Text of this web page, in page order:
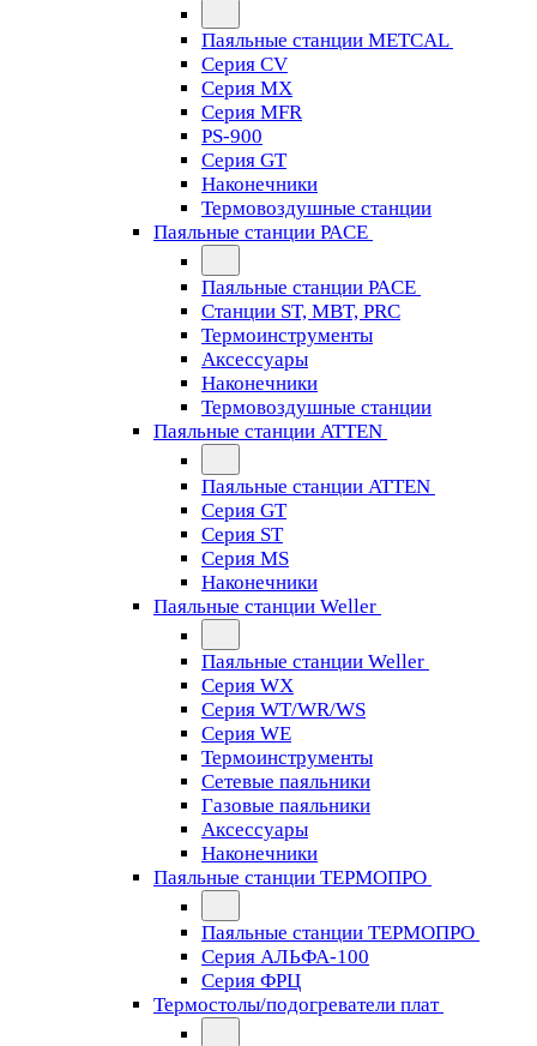
Паяльные станции METCAL
Серия CV
Серия MX
Серия MFR
PS-900
Серия GT
Наконечники
Термовоздушные станции
Паяльные станции PACE
Паяльные станции PACE
Станции ST, MBT, PRC
Термоинструменты
Аксессуары
Наконечники
Термовоздушные станции
Паяльные станции ATTEN
Паяльные станции ATTEN
Серия GT
Серия ST
Серия MS
Наконечники
Паяльные станции Weller
Паяльные станции Weller
Серия WX
Серия WT/WR/WS
Серия WE
Термоинструменты
Сетевые паяльники
Газовые паяльники
Аксессуары
Наконечники
Паяльные станции ТЕРМОПРО
Паяльные станции ТЕРМОПРО
Серия АЛЬФА-100
Серия ФРЦ
Термостолы/подогреватели плат